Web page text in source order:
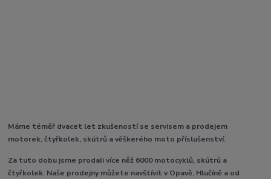
Máme téměř dvacet let zkušeností se servisem a prodejem
motorek, čtyřkolek, skútrů a věškerého moto příslušenství.
Za tuto dobu jsme prodali více něž 6000 motocyklů, skútrů a
čtyřkolek. Naše prodejny můžete navštívit v Opavě, Hlučíně a od